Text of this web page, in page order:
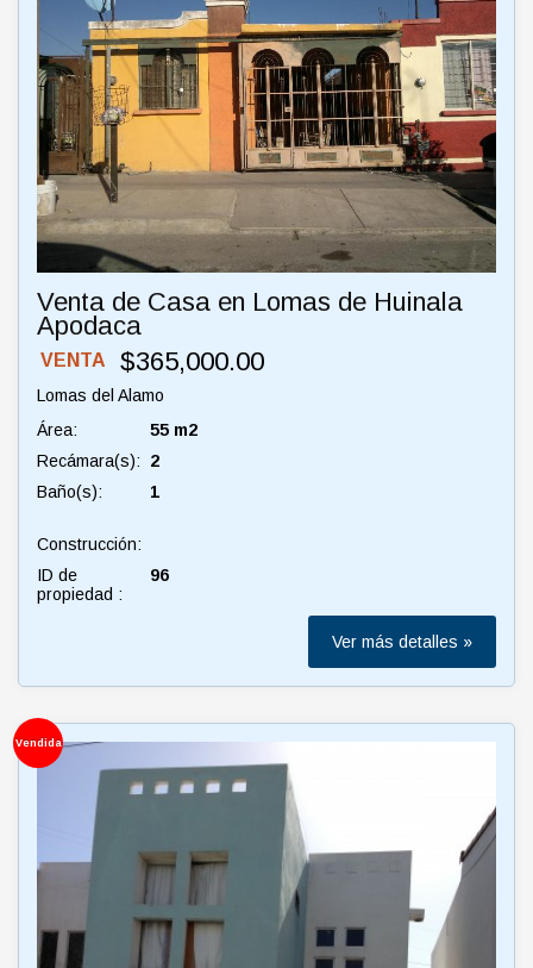
Venta de Casa en Lomas de Huinala
Apodaca
VENTA $365,000.00
Lomas del Alamo
Área:
55 m2
Recámara(s):
2
Baño(s):
1
Construcción:
ID de
propiedad :
96
Ver más detalles »
Vendida